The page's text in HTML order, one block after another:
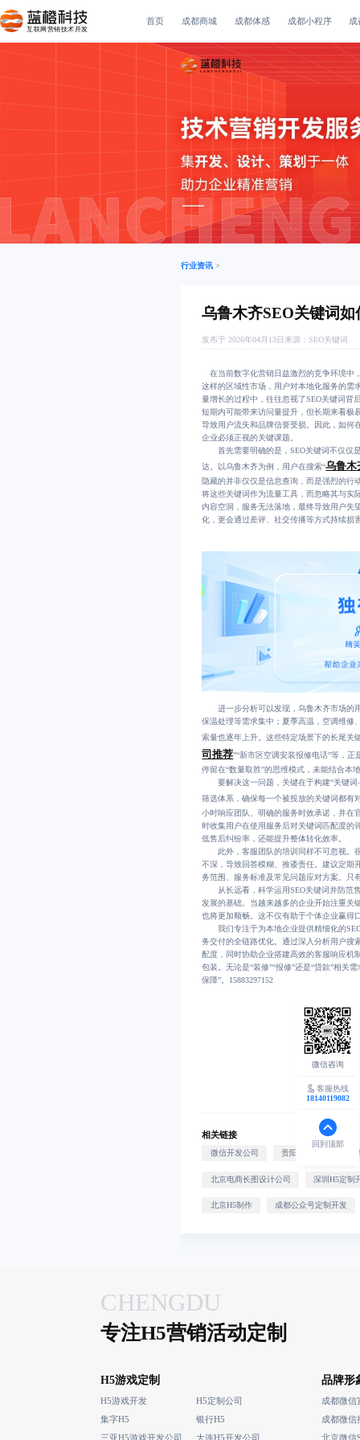
互联网营销技术开发
首页 成都商城 成都体感 成都小程序 成
行业资讯 >
乌鲁木齐SEO关键词
发布于 2026年04月13日来源： SEO关键词
在当前数字化营销日益激烈的竞争环境中
这样的区域性市场，用户对本地化服务的需
量增长的过程中，往往忽视了SEO关键词背
短期内可能带来访问量提升，但长期来看极
导致用户流失和品牌信誉受损。因此，如何
企业必须正视的关键课题。
首先需要明确的是，SEO关键词不仅仅是
达。以乌鲁木齐为例，用户在搜索“乌鲁木
隐藏的并非仅仅是信息查询，而是强烈的
将这些关键词作为流量工具，而忽略其与实
内容空洞，服务无法落地，最终导致用户失
化，更会通过差评、社交传播等方式持续损
进一步分析可以发现，乌鲁木齐市场的用
保温处理等需求集中；夏季高温，空调维修
索量也逐年上升。这些特定场景下的长尾关
司推荐”“新市区空调安装报修电话”等，
停留在“数量取胜”的思维模式，未能结合本
要解决这一问题，关键在于构建“关键词
筛选体系，确保每一个被投放的关键词都有
小时响应团队、明确的服务时效承诺，并在
时收集用户在使用服务后对关键词匹配度的
低售后纠纷率，还能提升整体转化效率。
此外，客服团队的培训同样不可忽视。很
不深，导致回答模糊、推诿责任。建议定期
务范围、服务标准及常见问题应对方案。只
从长远看，科学运用SEO关键词并防范
发展的基础。当越来越多的企业开始注重关
也将更加顺畅。这不仅有助于个体企业赢得
我们专注于为本地企业提供精细化的
务交付的全链路优化。通过深入分析用户搜
配度，同时协助企业搭建高效的客服响应机
包装。无论是“装修”“报修”还是“贷款”相关
保障”。15883297152
相关链接
微信开发公司 贵阳H5开发 天
北京电商长图设计公司 深圳H5定制
北京H5制作 成都公众号定制开发
客服热线
18140119082
回到顶部
CHENGDU
专注H5营销活动定制
H5游戏定制
H5游戏开发
H5定制公司
集字H5
银行H5
三亚H5游戏开发公司
大连H5开发公司
品牌形
成都微信
北京微信